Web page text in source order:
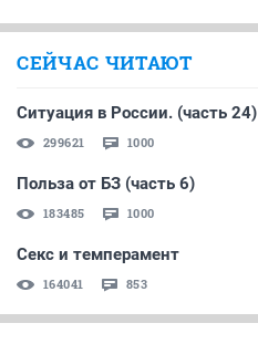
СЕЙЧАС ЧИТАЮТ
Ситуация в России. (часть 24)
299621 1000
Польза от БЗ (часть 6)
183485 1000
Секс и темперамент
164041 853